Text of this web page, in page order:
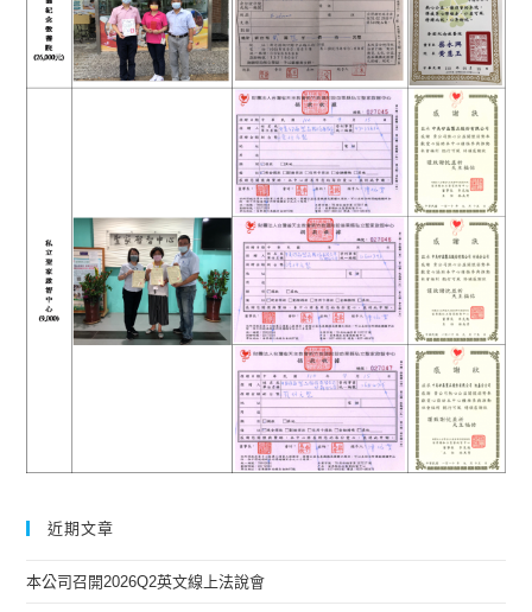
近期文章
本公司召開2026Q2英文線上法說會